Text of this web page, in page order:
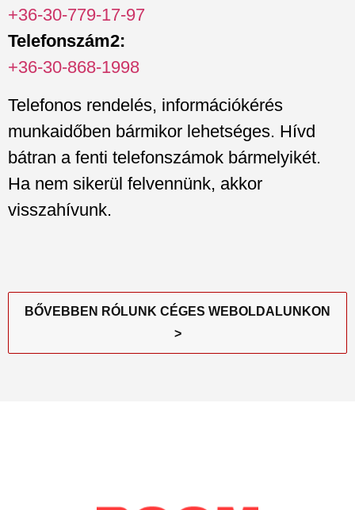
+36-30-779-17-97
Telefonszám2:
+36-30-868-1998
Telefonos rendelés, információkérés
munkaidőben bármikor lehetséges. Hívd
bátran a fenti telefonszámok bármelyikét.
Ha nem sikerül felvennünk, akkor
visszahívunk.
BŐVEBBEN RÓLUNK CÉGES WEBOLDALUNKON
>